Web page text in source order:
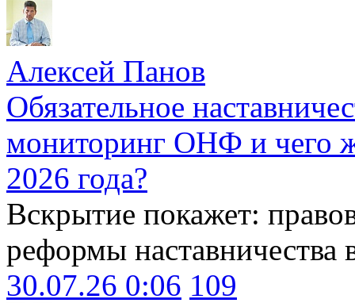
Алексей Панов
Обязательное
мониторинг ОНФ и чего
2026 года?
Вскрытие покажет:
реформы наставничества
30.07.26 0:06 109